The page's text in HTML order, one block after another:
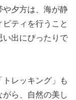
や夕方は、海が静
ティを行うこと
い出にぴったりで
レッキング」も
ら、自然の美し